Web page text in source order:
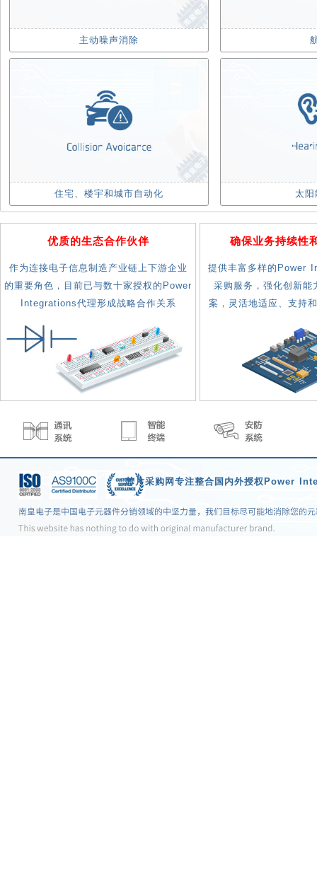
主动噪声消除
住宅、楼宇和城市自动化 太阳
优质的生态合作伙伴
作为连接电子信息制造产业链上下游企业
的重要角色，目前已与数十家授权的Power
Integrations代理形成战略合作关系
确保业务持续性
提供丰富多样的Power
采购服务，强化创新能
案，灵活地适应、支持
芯片采购网 专注整合国内外授权 Power